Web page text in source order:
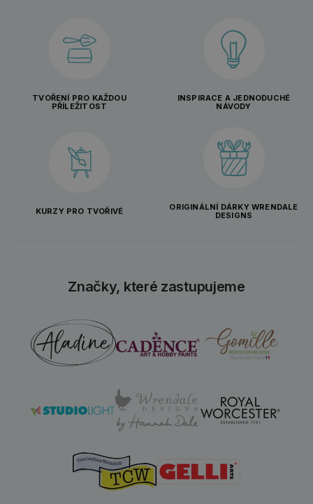
TVOŘENÍ PRO KAŽDOU
PŘÍLEŽITOST
INSPIRACE A JEDNODUCHÉ
NÁVODY
KURZY PRO TVOŘIVÉ
ORIGINÁLNÍ DÁRKY WRENDALE
DESIGNS
Značky, které zastupujeme